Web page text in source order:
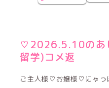
♡2026.5.10のあ
留学)コメ返
ご主人様♡お嬢様♡にゃっ